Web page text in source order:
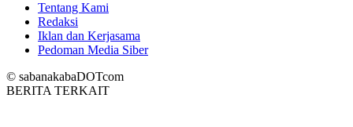
Tentang Kami
Redaksi
Iklan dan Kerjasama
Pedoman Media Siber
© sabanakabaDOTcom
BERITA TERKAIT